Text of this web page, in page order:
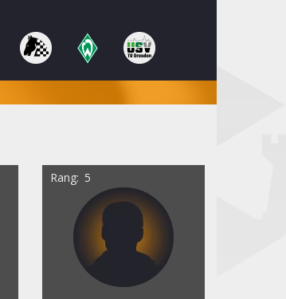
Rang 5